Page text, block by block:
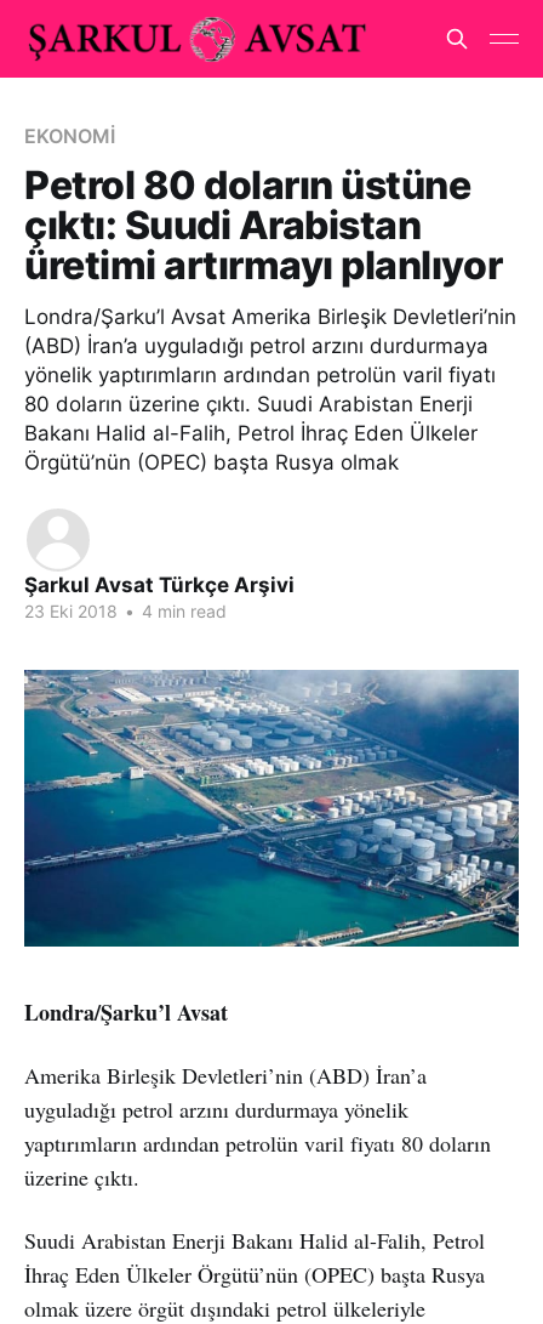
EKONOMİ
Petrol 80 doların üstüne
çıktı: Suudi Arabistan
üretimi artırmayı planlıyor
Londra/Şarku’l Avsat Amerika Birleşik Devletleri’nin
(ABD) İran’a uyguladığı petrol arzını durdurmaya
yönelik yaptırımların ardından petrolün varil fiyatı
80 doların üzerine çıktı. Suudi Arabistan Enerji
Bakanı Halid al-Falih, Petrol İhraç Eden Ülkeler
Örgütü’nün (OPEC) başta Rusya olmak
Şarkul Avsat Türkçe Arşivi
23 Eki 2018 • 4 min read
Londra/Şarku’l Avsat
Amerika Birleşik Devletleri’nin (ABD) İran’a
uyguladığı petrol arzını durdurmaya yönelik
yaptırımların ardından petrolün varil fiyatı 80 doların
üzerine çıktı.
Suudi Arabistan Enerji Bakanı Halid al-Falih, Petrol
İhraç Eden Ülkeler Örgütü’nün (OPEC) başta Rusya
olmak üzere örgüt dışındaki petrol ülkeleriyle